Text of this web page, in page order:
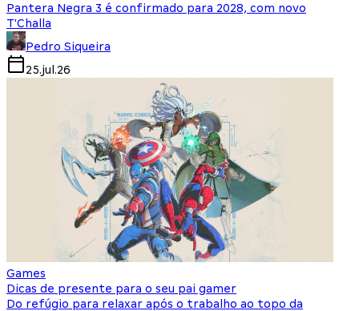
Pantera Negra 3 é confirmado para 2028, com novo
T'Challa
Pedro Siqueira
25.jul.26
Games
Dicas de presente para o seu pai gamer
Do refúgio para relaxar após o trabalho ao topo da